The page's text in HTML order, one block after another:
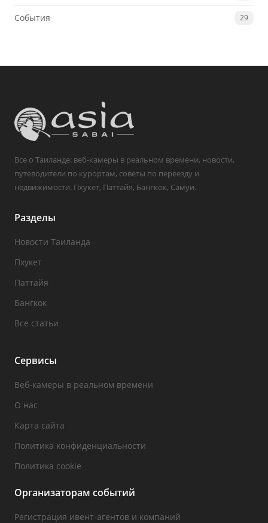
События 29
Все о Таиланде: веб-камеры в реальном времени, новости,
путеводители по курортам, советы по переезду и
недвижимости. Пхукет, Паттайя, Бангкок, Самуи.
Разделы
Новости Таиланда
Пхукет
Паттайя
Бангкок
Все статьи
Сервисы
Веб-камеры в реальном времени
О нас
Карта сайта
Политика конфиденциальности
Политика cookie
Организаторам событий
Регистрация ивент-агентов и компаний